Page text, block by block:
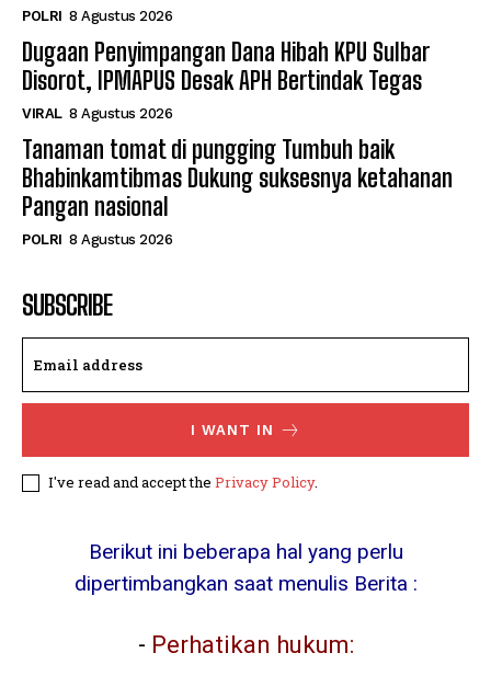
POLRI 8 Agustus 2026
Dugaan Penyimpangan Dana Hibah KPU Sulbar
Disorot, IPMAPUS Desak APH Bertindak Tegas
VIRAL 8 Agustus 2026
Tanaman tomat di pungging Tumbuh baik
Bhabinkamtibmas Dukung suksesnya ketahanan
Pangan nasional
POLRI 8 Agustus 2026
SUBSCRIBE
I WANT IN
I've read and accept the Privacy Policy.
Berikut ini beberapa hal yang perlu
dipertimbangkan saat menulis Berita :
- Perhatikan hukum: